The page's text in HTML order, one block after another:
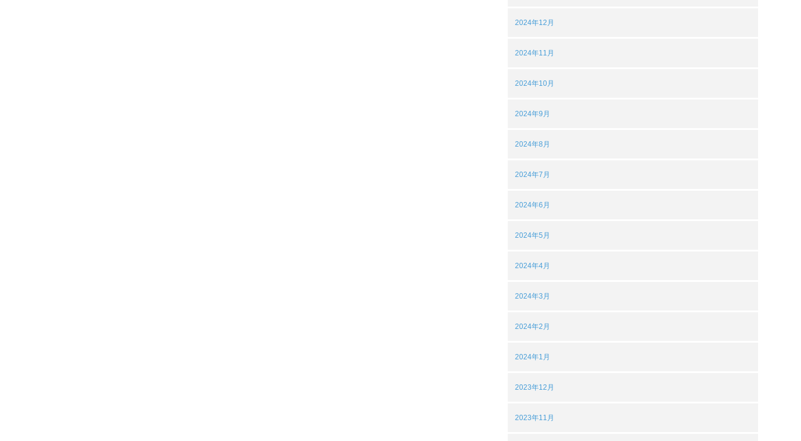
2024年12月
2024年11月
2024年10月
2024年9月
2024年8月
2024年7月
2024年6月
2024年5月
2024年4月
2024年3月
2024年2月
2024年1月
2023年12月
2023年11月